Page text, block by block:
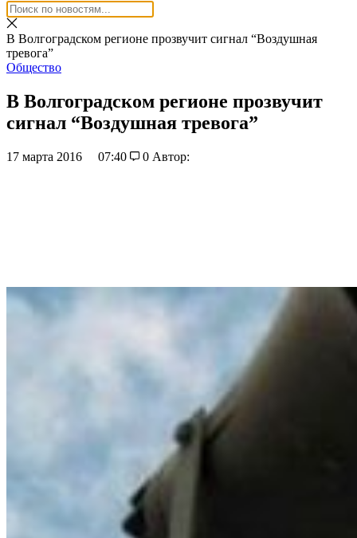
В Волгоградском регионе прозвучит сигнал “Воздушная
тревога”
Общество
В Волгоградском регионе прозвучит
сигнал “Воздушная тревога”
17 марта 2016 07:40 0 Автор: